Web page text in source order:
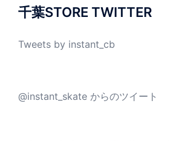
千葉STORE TWITTER
Tweets by instant_cb
@instant_skate からのツイート